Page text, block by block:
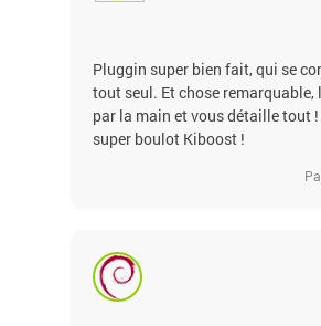
Pluggin super bien fait, qui se
tout seul. Et chose remarquable,
par la main et vous détaille tout
super boulot Kiboost !